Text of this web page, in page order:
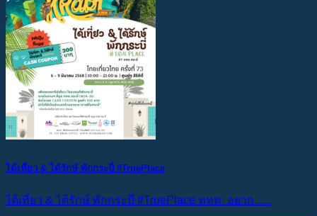
ได้เที่ยว & ได้รักษ์ พักกระบี่ #TruePlace
ได้เที่ยว & ได้รักษ์ พักกระบี่ #TruePlace ททท. อยาก......